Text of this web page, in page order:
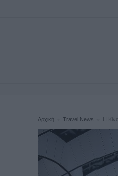
Αρχική Travel News Η